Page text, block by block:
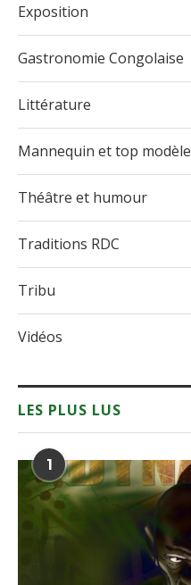
Exposition
Gastronomie Congolaise
Littérature
Mannequin et top modèle
Théâtre et humour
Traditions RDC
Tribu
Vidéos
LES PLUS LUS
1